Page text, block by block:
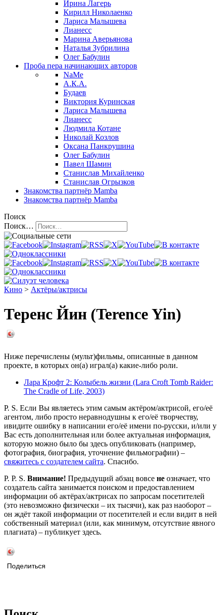
Ирина Лагерь
Кирилл Николаенко
Лариса Малышева
Лианесс
Марина Аверьянова
Наталья Зубрилина
Олег Бабулин
Проба пера начинающих авторов
NaMe
А.К.А.
Будаев
Виктория Куринская
Лариса Малышева
Лианесс
Людмила Котане
Николай Козлов
Оксана Панкрушина
Олег Бабулин
Павел Шамин
Станислав Михайленко
Станислав Огрызков
Знакомства партнёр Mamba
Знакомства партнёр Mamba
Поиск
Поиск…
Кино > Актёры/актрисы
Теренс Йин (Terence Yin)
Ниже перечислены (мульт)фильмы, описанные в данном
проекте, в которых он(а) играл(а) какие-либо роли.
Лара Крофт 2: Колыбель жизни (Lara Croft Tomb Raider:
The Cradle of Life, 2003)
P. S. Если Вы являетесь этим самым актёром/актрисой, его/её
агентом, либо просто неравнодушны к его/её творчеству,
ивидите ошибку в написании его/её имени по-русски, и/или у
Вас есть дополнительная или более актуальная информация,
которую можно было бы здесь опубликовать (например,
фотография, биография, уточнение фильмографии) –
свяжитесь с создателем сайта. Спасибо.
P. P. S. Внимание! Предыдущий абзац вовсе не означает, что
создатель сайта занимается поиском и предоставлением
информации об актёрах/актрисах по запросам посетителей
(это невозможно физически – их тысячи), как раз наоборот –
он ждёт такой информации от посетителей и если видит в ней
собственный материал (или, как минимум, отсутствие явного
плагиата) – публикует здесь.
Поделиться